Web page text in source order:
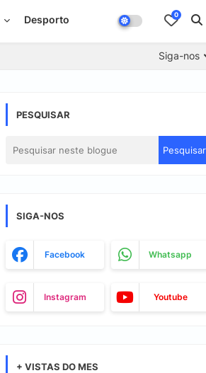
Desporto 0
Siga-nos
PESQUISAR
SIGA-NOS
Facebook Whatsapp
Instagram Youtube
+ VISTAS DO MES